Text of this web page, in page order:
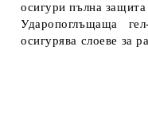
осигури пълна защита
Ударопоглъщаща
осигурява слоеве за